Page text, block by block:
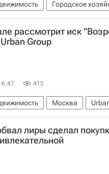
Городское
рассмотрит иск
Group
415
Москва
лиры сделал